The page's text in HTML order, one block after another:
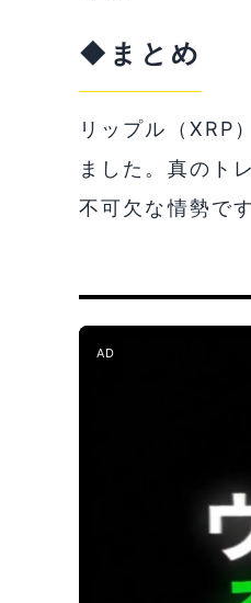
◆まとめ
リップル（XRP
ました。真のト
不可欠な情勢です
AD